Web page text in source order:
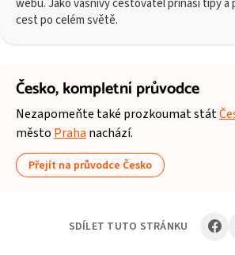
cest po celém světě.
Česko,kompletní průvodce
Nezapomeňte také prozkoumat stát
město Praha nachází.
Přejít na průvodce Česko
SDÍLET TUTO STRÁNKU